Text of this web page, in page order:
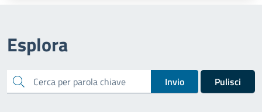
Esplora
cerca Invio Pulisci